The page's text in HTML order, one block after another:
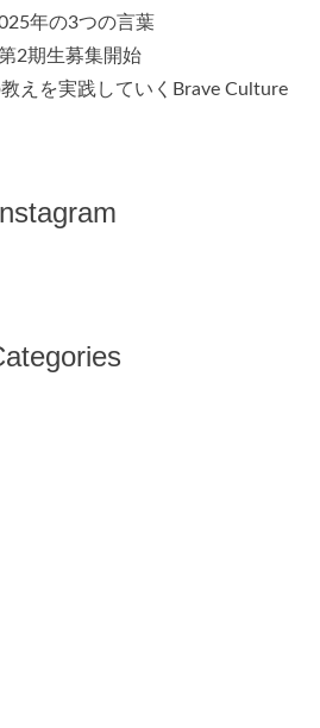
年の3つの言葉
2期生募集開始
えを実践していくBrave Culture